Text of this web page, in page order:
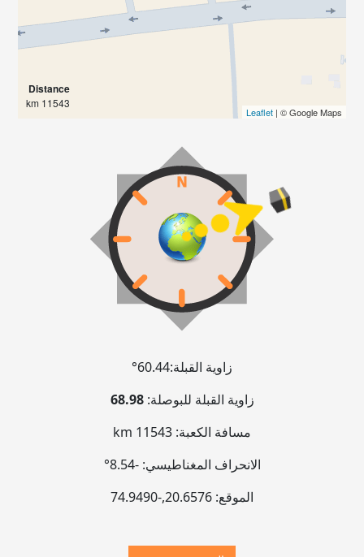
Distance
11543 km
Leaflet| © Google Maps
زاوية القبلة:60.44°
زاوية القبلة للبوصلة: 68.98
مسافة الكعبة: 11543 km
الانحراف المغناطيسي: -8.54°
الموقع: 20.6576
,
-74.9490